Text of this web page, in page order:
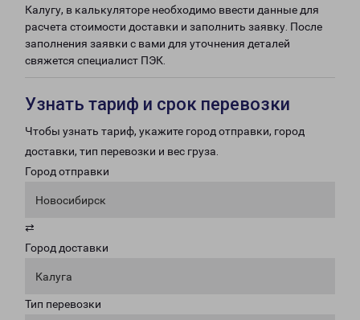
Калугу, в калькуляторе необходимо ввести данные для
расчета стоимости доставки и заполнить заявку. После
заполнения заявки с вами для уточнения деталей
свяжется специалист ПЭК.
Узнать тариф и срок перевозки
Чтобы узнать тариф, укажите город отправки, город
доставки, тип перевозки и вес груза.
Город отправки
Новосибирск
⇄
Город доставки
Калуга
Тип перевозки